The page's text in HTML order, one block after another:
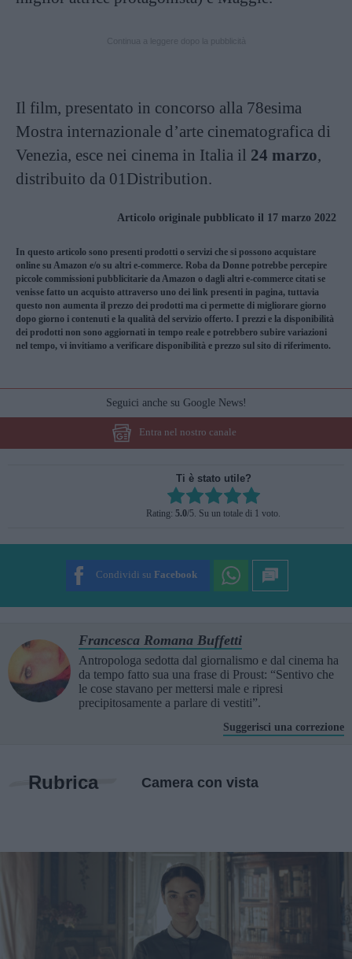
Il film, presentato in concorso alla 78esima
Mostra internazionale d’arte cinematografica di
Venezia, esce nei cinema in Italia il 24 marzo,
distribuito da 01Distribution.
Articolo originale pubblicato il 17 marzo 2022
In questo articolo sono presenti prodotti o servizi che si possono acquistare
online su Amazon e/o su altri e-commerce. Roba da Donne potrebbe percepire
piccole commissioni pubblicitarie da Amazon o dagli altri e-commerce citati se
venisse fatto un acquisto attraverso uno dei link presenti in pagina, tuttavia
questo non aumenta il prezzo dei prodotti ma ci permette di migliorare giorno
dopo giorno i contenuti e la qualità del servizio offerto. I prezzi e la disponibilità
dei prodotti non sono aggiornati in tempo reale e potrebbero subire variazioni
nel tempo, vi invitiamo a verificare disponibilità e prezzo sul sito di riferimento.
Seguici anche su Google News!
Entra nel nostro canale
Ti è stato utile?
Rate this item:
SUBMIT RATING
Rating: 5.0/5. Su un totale di 1 voto.
Condividi su Facebook
Francesca Romana Buffetti
Antropologa sedotta dal giornalismo e dal cinema ha
da tempo fatto sua una frase di Proust: “Sentivo che
le cose stavano per mettersi male e ripresi
precipitosamente a parlare di vestiti”.
Suggerisci una correzione
Rubrica Camera con vista